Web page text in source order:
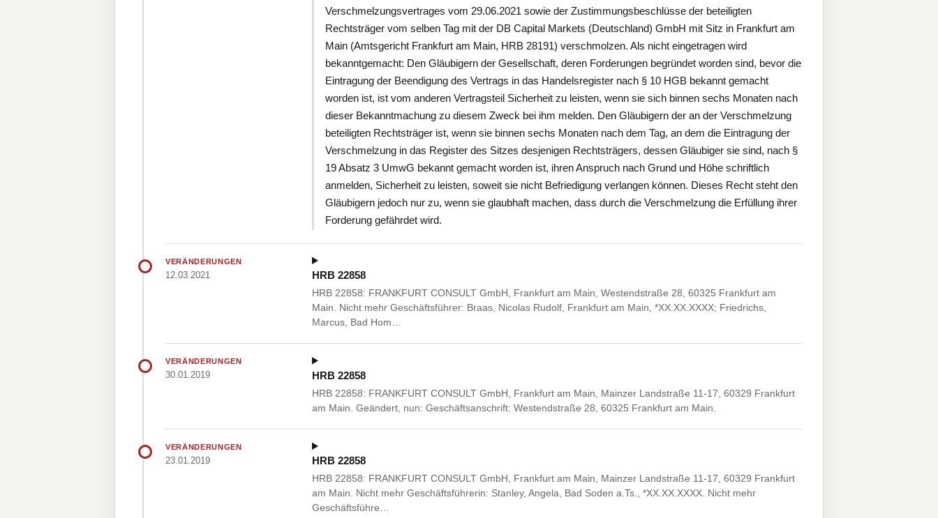
Verschmelzungsvertrages vom 29.06.2021 sowie der Zustimmungsbeschlüsse der beteiligten
Rechtsträger vom selben Tag mit der DB Capital Markets (Deutschland) GmbH mit Sitz in Frankfurt am
Main (Amtsgericht Frankfurt am Main, HRB 28191) verschmolzen. Als nicht eingetragen wird
bekanntgemacht: Den Gläubigern der Gesellschaft, deren Forderungen begründet worden sind, bevor die
Eintragung der Beendigung des Vertrags in das Handelsregister nach § 10 HGB bekannt gemacht
worden ist, ist vom anderen Vertragsteil Sicherheit zu leisten, wenn sie sich binnen sechs Monaten nach
dieser Bekanntmachung zu diesem Zweck bei ihm melden. Den Gläubigern der an der Verschmelzung
beteiligten Rechtsträger ist, wenn sie binnen sechs Monaten nach dem Tag, an dem die Eintragung der
Verschmelzung in das Register des Sitzes desjenigen Rechtsträgers, dessen Gläubiger sie sind, nach §
19 Absatz 3 UmwG bekannt gemacht worden ist, ihren Anspruch nach Grund und Höhe schriftlich
anmelden, Sicherheit zu leisten, soweit sie nicht Befriedigung verlangen können. Dieses Recht steht den
Gläubigern jedoch nur zu, wenn sie glaubhaft machen, dass durch die Verschmelzung die Erfüllung ihrer
Forderung gefährdet wird.
VERÄNDERUNGEN
12.03.2021 HRB 22858
HRB 22858: FRANKFURT CONSULT GmbH, Frankfurt am Main, Westendstraße 28, 60325 Frankfurt am
Main. Nicht mehr Geschäftsführer: Braas, Nicolas Rudolf, Frankfurt am Main, *XX.XX.XXXX; Friedrichs,
Marcus, Bad Hom…
VERÄNDERUNGEN
30.01.2019 HRB 22858
HRB 22858: FRANKFURT CONSULT GmbH, Frankfurt am Main, Mainzer Landstraße 11-17, 60329 Frankfurt
am Main. Geändert, nun: Geschäftsanschrift: Westendstraße 28, 60325 Frankfurt am Main.
VERÄNDERUNGEN
23.01.2019 HRB 22858
HRB 22858: FRANKFURT CONSULT GmbH, Frankfurt am Main, Mainzer Landstraße 11-17, 60329 Frankfurt
am Main. Nicht mehr Geschäftsführerin: Stanley, Angela, Bad Soden a.Ts., *XX.XX.XXXX. Nicht mehr
Geschäftsführe…